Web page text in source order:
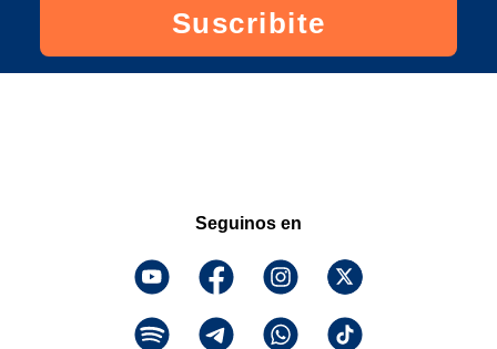
Suscribite
Seguinos en